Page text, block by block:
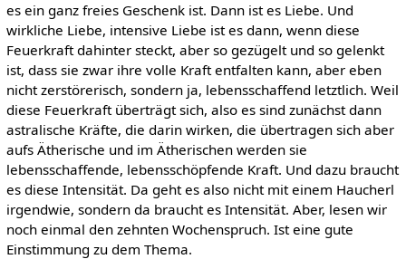
es ein ganz freies Geschenk ist. Dann ist es Liebe. Und
wirkliche Liebe, intensive Liebe ist es dann, wenn diese
Feuerkraft dahinter steckt, aber so gezügelt und so gelenkt
ist, dass sie zwar ihre volle Kraft entfalten kann, aber eben
nicht zerstörerisch, sondern ja, lebensschaffend letztlich. Weil
diese Feuerkraft überträgt sich, also es sind zunächst dann
astralische Kräfte, die darin wirken, die übertragen sich aber
aufs Ätherische und im Ätherischen werden sie
lebensschaffende, lebensschöpfende Kraft. Und dazu braucht
es diese Intensität. Da geht es also nicht mit einem Haucherl
irgendwie, sondern da braucht es Intensität. Aber, lesen wir
noch einmal den zehnten Wochenspruch. Ist eine gute
Einstimmung zu dem Thema.